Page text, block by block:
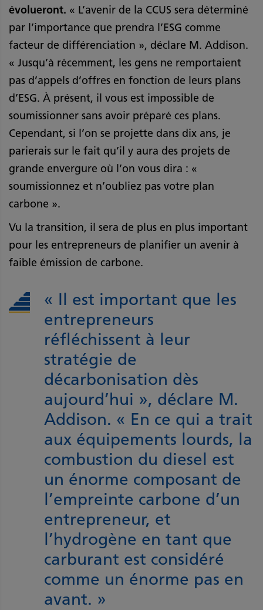
évolueront. « L’avenir de la CCUS sera déterminé
par l’importance que prendra l’ESG comme
facteur de différenciation », déclare M. Addison.
« Jusqu’à récemment, les gens ne remportaient
pas d’appels d’offres en fonction de leurs plans
d’ESG. À présent, il vous est impossible de
soumissionner sans avoir préparé ces plans.
Cependant, si l’on se projette dans dix ans, je
parierais sur le fait qu’il y aura des projets de
grande envergure où l’on vous dira : «
soumissionnez et n’oubliez pas votre plan
carbone ».
Vu la transition, il sera de plus en plus important
pour les entrepreneurs de planifier un avenir à
faible émission de carbone.
« Il est important que les
entrepreneurs
réfléchissent à leur
stratégie de
décarbonisation dès
aujourd’hui », déclare M.
Addison. « En ce qui a trait
aux équipements lourds, la
combustion du diesel est
un énorme composant de
l’empreinte carbone d’un
entrepreneur, et
l’hydrogène en tant que
carburant est considéré
comme un énorme pas en
avant. »